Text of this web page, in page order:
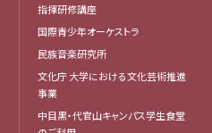
指揮研修講座
国際青少年オーケストラ
民族音楽研究所
文化庁 大学における文化芸術推進
事業
中目黒・代官山キャンパス学生食堂